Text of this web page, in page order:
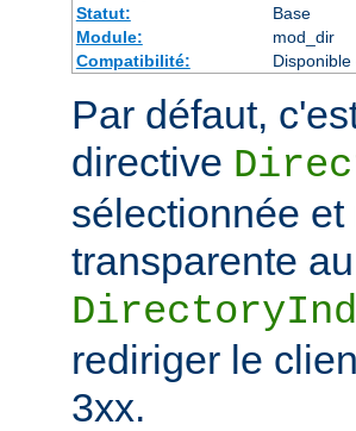
Statut:
Base
Module:
mod_dir
Compatibilité:
Par défaut,
directive
sélectionnée
transparente
rediriger le
3xx.